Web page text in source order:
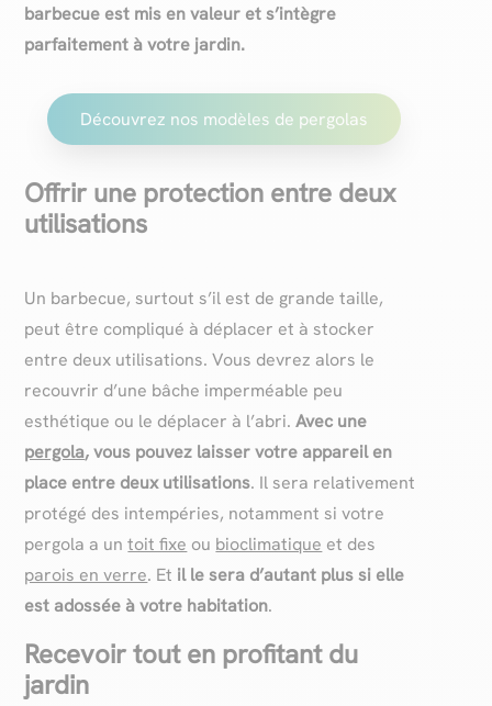
barbecue est mis en valeur et s’intègre
parfaitement à votre jardin.
Découvrez nos modèles de pergolas
Offrir une protection entre deux
utilisations
Un barbecue, surtout s’il est de grande taille,
peut être compliqué à déplacer et à stocker
entre deux utilisations. Vous devrez alors le
recouvrir d’une bâche imperméable peu
esthétique ou le déplacer à l’abri.Avec une
pergola, vous pouvez laisser votre appareil en
place entre deux utilisations. Il sera relativement
protégé des intempéries, notamment si votre
pergola a untoit fixe ou bioclimatique et des
parois en verre. Et il le sera d’autant plus si elle
est adossée à votre habitation.
Recevoir tout en profitant du
jardin